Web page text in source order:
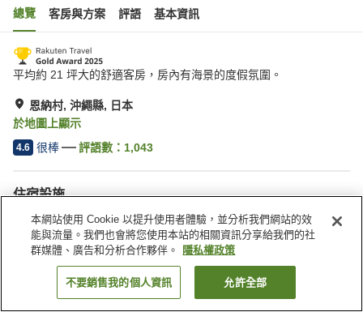
總覽 客房與方案 評語 基本資訊
平均約 21 坪大的舒適客房，房內有海景的度假氛圍。
恩納村, 沖繩縣, 日本
於地圖上顯示
4.6 很棒 評語數： 1,043
住宿設施
Spa／美容沙龍
健身房
餐廳
休息室
日本 沖繩縣 恩納村 富著卡福度假村公寓飯店
找客房
本網站使用 Cookie 以提升使用者體驗，並分析我們網站的效
能與流量。我們也會將您使用本站的相關資訊分享給我們的社
群媒體、廣告和分析合作夥伴。
隱私權政策
不要銷售我的個人資訊 允許全部